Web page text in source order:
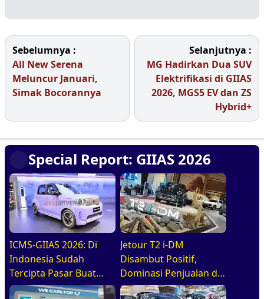
Sebelumnya :
All New Serena
Meluncur Januari,
Simak Bocorannya
Selanjutnya :
MG Hadirkan Dua SUV
Elektrifikasi di GIIAS
2026, MGS5 EV dan ZS
Hybrid+
Special Report: GIIAS 2026
ICMS-GIIAS 2026: Di
Indonesia Sudah
Tercipta Pasar Buat
BEV, HEV, Dan PHEV
Jetour T2 i-DM
Disambut Positif,
Dominasi Penjualan di
GIIAS 2026